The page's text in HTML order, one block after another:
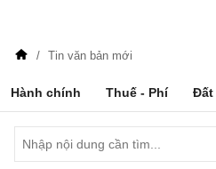
Tin văn bản mới
Hành chính Thuế - Phí Đất